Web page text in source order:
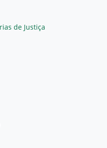
de Justiça